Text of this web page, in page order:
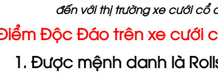
đến với thị trường xe cưới cổ
Độc Đáo trên xe cưới
1. Được mệnh danh là